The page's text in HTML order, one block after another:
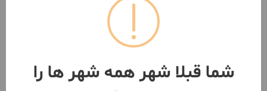
11 ماه پیش
شما قبلا شهر همه شهر ها را